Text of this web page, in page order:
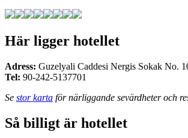
Här ligger hotellet
Adress: Guzelyali Caddesi Nergis Sokak No.
Tel: 90-242-5137701
Se stor karta för närliggande sevärdheter och
Så billigt är hotellet